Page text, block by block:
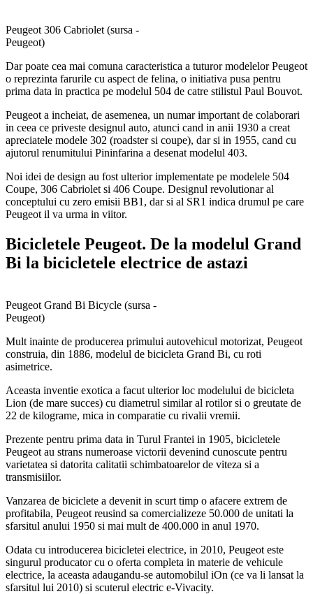
Peugeot 306 Cabriolet (sursa -
Peugeot)
Dar poate cea mai comuna caracteristica a tuturor modelelor Peugeot
o reprezinta farurile cu aspect de felina, o initiativa pusa pentru
prima data in practica pe modelul 504 de catre stilistul Paul Bouvot.
Peugeot a incheiat, de asemenea, un numar important de colaborari
in ceea ce priveste designul auto, atunci cand in anii 1930 a creat
apreciatele modele 302 (roadster si coupe), dar si in 1955, cand cu
ajutorul renumitului Pininfarina a desenat modelul 403.
Noi idei de design au fost ulterior implementate pe modelele 504
Coupe, 306 Cabriolet si 406 Coupe. Designul revolutionar al
conceptului cu zero emisii BB1, dar si al SR1 indica drumul pe care
Peugeot il va urma in viitor.
Bicicletele Peugeot. De la modelul Grand
Bi la bicicletele electrice de astazi
Peugeot Grand Bi Bicycle (sursa -
Peugeot)
Mult inainte de producerea primului autovehicul motorizat, Peugeot
construia, din 1886, modelul de bicicleta Grand Bi, cu roti
asimetrice.
Aceasta inventie exotica a facut ulterior loc modelului de bicicleta
Lion (de mare succes) cu diametrul similar al rotilor si o greutate de
22 de kilograme, mica in comparatie cu rivalii vremii.
Prezente pentru prima data in Turul Frantei in 1905, bicicletele
Peugeot au strans numeroase victorii devenind cunoscute pentru
varietatea si datorita calitatii schimbatoarelor de viteza si a
transmisiilor.
Vanzarea de biciclete a devenit in scurt timp o afacere extrem de
profitabila, Peugeot reusind sa comercializeze 50.000 de unitati la
sfarsitul anului 1950 si mai mult de 400.000 in anul 1970.
Odata cu introducerea bicicletei electrice, in 2010, Peugeot este
singurul producator cu o oferta completa in materie de vehicule
electrice, la aceasta adaugandu-se automobilul iOn (ce va li lansat la
sfarsitul lui 2010) si scuterul electric e-Vivacity.